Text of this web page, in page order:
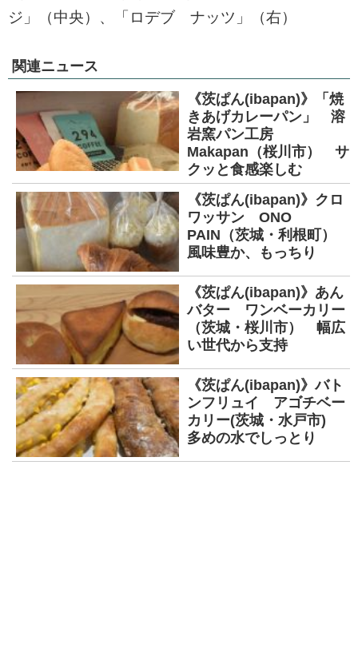
ジ」（中央）、「ロデブ ナッツ」（右）
関連ニュース
《茨ぱん(ibapan)》「焼
きあげカレーパン」 溶
岩窯パン工房
Makapan（桜川市） サ
クッと食感楽しむ
《茨ぱん(ibapan)》クロ
ワッサン ONO
PAIN（茨城・利根町）
風味豊か、もっちり
《茨ぱん(ibapan)》あん
バター ワンベーカリー
（茨城・桜川市） 幅広
い世代から支持
《茨ぱん(ibapan)》バト
ンフリュイ アゴチベー
カリー(茨城・水戸市)
多めの水でしっとり